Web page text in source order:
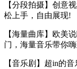
【分段拍摄】创意
松上手，自由展现!
【海量曲库】欧美
门，海量音乐带你
【音乐剧】超in的